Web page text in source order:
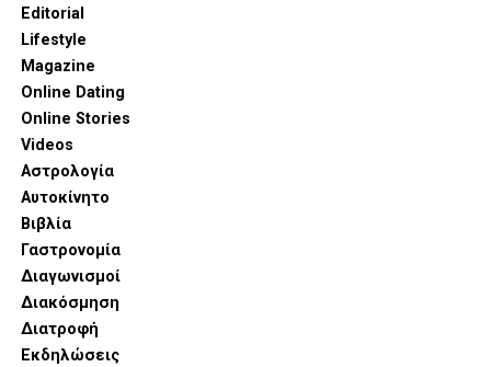
Editorial
Lifestyle
Magazine
Online Dating
Online Stories
Videos
Αστρολογία
Αυτοκίνητο
Βιβλία
Γαστρονομία
Διαγωνισμοί
Διακόσμηση
Διατροφή
Εκδηλώσεις